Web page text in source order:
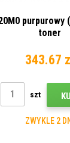
toner
343.67
szt
ZWYKLE 2 DNI